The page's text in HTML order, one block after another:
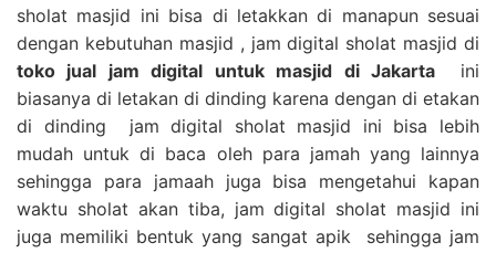
sholat masjid ini bisa di letakkan di manapun sesuai
dengan kebutuhan masjid , jam digital sholat masjid di
toko jual jam digital untuk masjid di Jakarta ini
biasanya di letakan di dinding karena dengan di etakan
di dinding jam digital sholat masjid ini bisa lebih
mudah untuk di baca oleh para jamah yang lainnya
sehingga para jamaah juga bisa mengetahui kapan
waktu sholat akan tiba, jam digital sholat masjid ini
juga memiliki bentuk yang sangat apik sehingga jam